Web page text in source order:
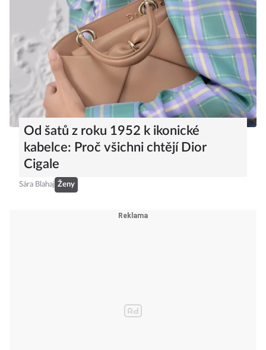
Od šatů z roku 1952 k ikonické
kabelce: Proč všichni chtějí Dior
Cigale
Ženy